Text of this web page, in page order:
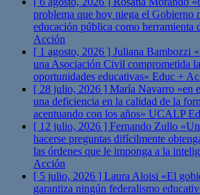
problema que hoy niega el Gobierno
educación pública como herramienta
Acción
[ 1 agosto, 2026 ] Juliana Bambozzi
una Asociación Civil comprometida
oportunidades educativas» Educ +
[ 28 julio, 2026 ] María Navarro «en
una deficiencia en la calidad de la
acentuando con los años» UCALP
[ 12 julio, 2026 ] Fernando Zullo
hacerse preguntas difícilmente
las órdenes que le imponga a la
Acción
[ 5 julio, 2026 ] Laura Aloisi «El
garantiza ningún federalismo